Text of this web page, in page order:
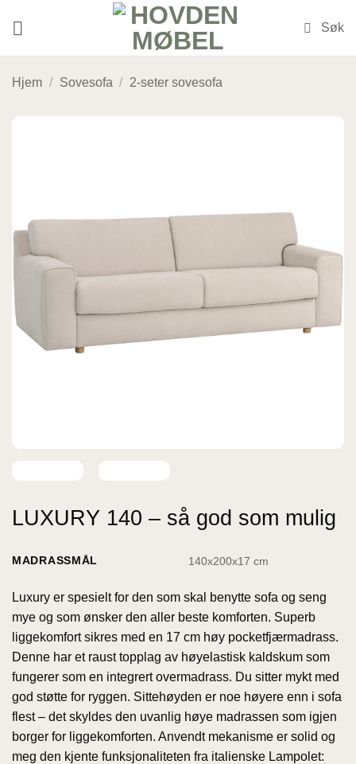
Hjem / Sovesofa / 2-seter sovesofa
LUXURY 140 – så god som mulig
MADRASSMÅL 140x200x17 cm
Luxury er spesielt for den som skal benytte sofa og seng
mye og som ønsker den aller beste komforten. Superb
liggekomfort sikres med en 17 cm høy pocketfjærmadrass.
Denne har et raust topplag av høyelastisk kaldskum som
fungerer som en integrert overmadrass. Du sitter mykt med
god støtte for ryggen. Sittehøyden er noe høyere enn i sofa
flest – det skyldes den uvanlig høye madrassen som igjen
borger for liggekomforten. Anvendt mekanisme er solid og
meg den kjente funksjonaliteten fra italienske Lampolet: